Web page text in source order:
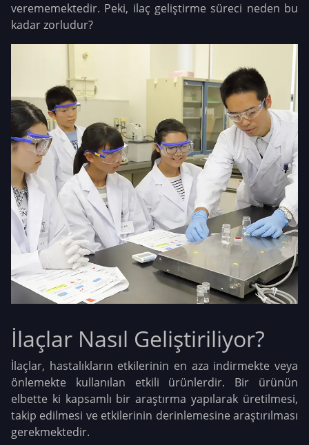
verememektedir. Peki, ilaç geliştirme süreci neden bu
kadar zorludur?
İlaçlar Nasıl Geliştiriliyor?
İlaçlar, hastalıkların etkilerinin en aza indirmekte veya
önlemekte kullanılan etkili ürünlerdir. Bir ürünün
elbette ki kapsamlı bir araştırma yapılarak üretilmesi,
takip edilmesi ve etkilerinin derinlemesine araştırılması
gerekmektedir.